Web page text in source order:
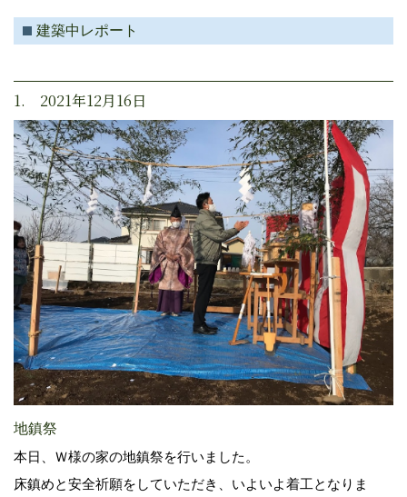
建築中レポート
1. 2021年12月16日
地鎮祭
本日、Ｗ様の家の地鎮祭を行いました。
床鎮めと安全祈願をしていただき、いよいよ着工となりま